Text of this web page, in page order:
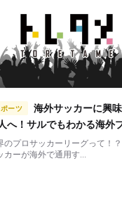
ーツ
へ！サルでもわかる海外
ーリーグ
のプロサッカーリーグって！
カーが海外で通用す...